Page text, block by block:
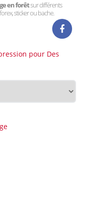
en forêtsur différents
sticker ou bache.
pour Des